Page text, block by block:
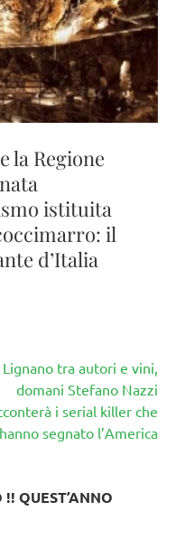
la Regione
istituita
il
d’Italia
Lignano tra autori e vini,
domani Stefano Nazzi
i serial killer che
hanno segnato l’America
QUEST’ANNO